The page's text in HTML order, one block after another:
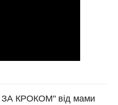
ЗА КРОКОМ" від мами